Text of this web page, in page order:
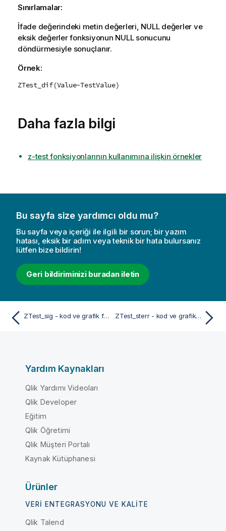
Sınırlamalar:
İfade değerindeki metin değerleri, NULLdeğerler ve
eksik değerler fonksiyonun NULLsonucunu
döndürmesiyle sonuçlanır.
Örnek:
ZTest_dif(Value-TestValue)
Daha fazla bilgi
z-test fonksiyonlarının kullanımına ilişkin örnekler
Bu sayfa size yardımcı oldu mu?
Bu sayfa veya içeriği ile ilgili bir sorun; bir yazım
hatası, eksik bir adım veya teknik bir hata bulursanız
lütfen bize bildirin!
Geri bildiriminizi buradan iletin
ZTest_sig - kod ve grafik fonksiyonu ZTest_sterr - kod ve grafik fonksiyonu
Yardım Kaynakları
Qlik Yardımı Videoları
Qlik Developer
Eğitim
Qlik Öğretimi
Qlik Müşteri Portalı
Kaynak Kütüphanesi
Ürünler
VERI ENTEGRASYONU VE KALITE
Qlik Talend